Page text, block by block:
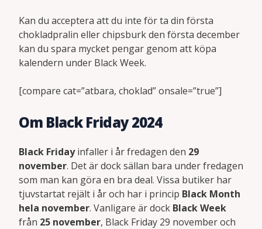
Kan du acceptera att du inte för ta din första
chokladpralin eller chipsburk den första december
kan du spara mycket pengar genom att köpa
kalendern under Black Week.
[compare cat=”atbara, choklad” onsale=”true”]
Om Black Friday 2024
Black Fridayinfaller i år fredagen den 29
november. Det är dock sällan bara under fredagen
som man kan göra en bra deal. Vissa butiker har
tjuvstartat rejält i år och har i princip Black Month
hela november. Vanligare är dock Black Week
från 25 november, Black Friday 29 november och